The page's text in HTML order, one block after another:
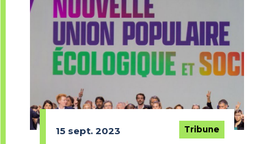
15 sept. 2023 Tribune